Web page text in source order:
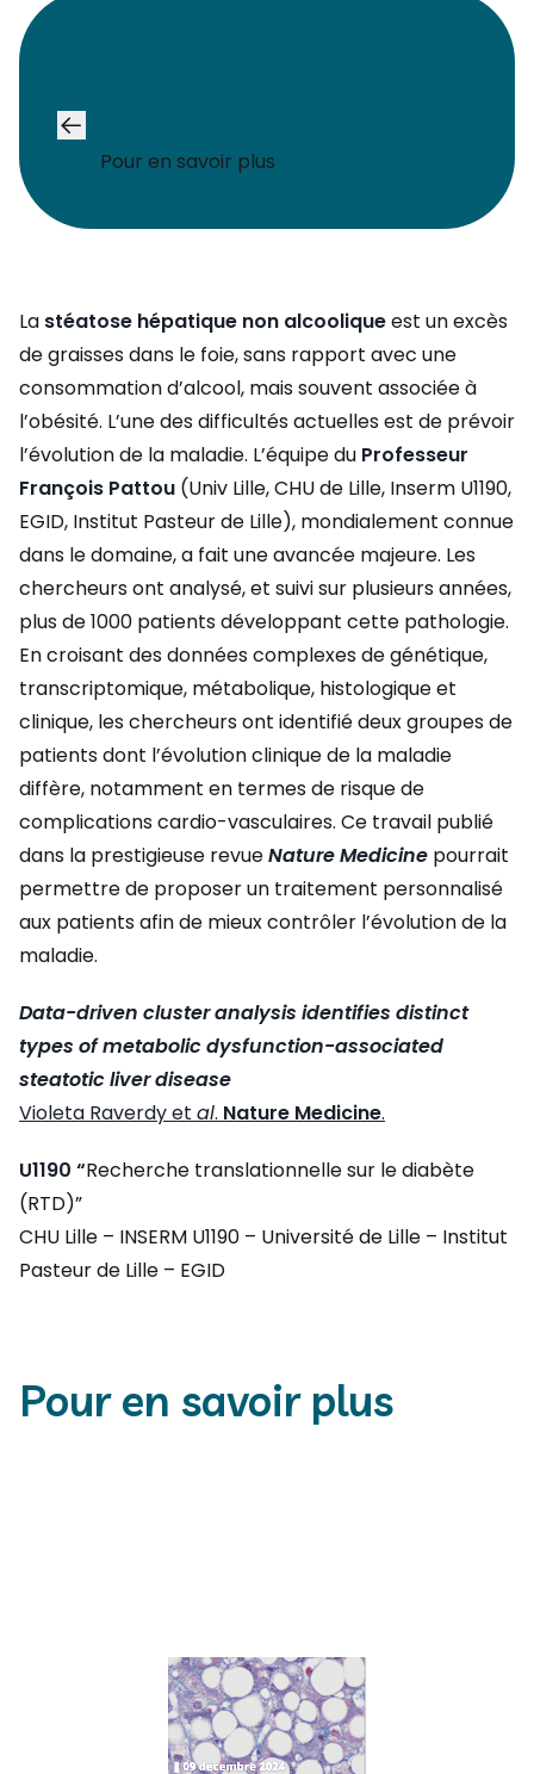
Pour en savoir plus
La stéatose hépatique non alcooliqueest un excès
de graisses dans le foie, sans rapport avec une
consommation d’alcool, mais souvent associée à
l’obésité. L’une des difficultés actuelles est de prévoir
l’évolution de la maladie. L’équipe du Professeur
François Pattou (Univ Lille, CHU de Lille, Inserm U1190,
EGID, Institut Pasteur de Lille), mondialement connue
dans le domaine, a fait une avancée majeure. Les
chercheurs ont analysé, et suivi sur plusieurs années,
plus de 1000 patients développant cette pathologie.
En croisant des données complexes de génétique,
transcriptomique, métabolique, histologique et
clinique, les chercheurs ont identifié deux groupes de
patients dont l’évolution clinique de la maladie
diffère, notamment en termes de risque de
complications cardio-vasculaires. Ce travail publié
dans la prestigieuse revueNature Medicine pourrait
permettre de proposer un traitement personnalisé
aux patients afin de mieux contrôler l’évolution de la
maladie.
Data-driven cluster analysis identifies distinct
types of metabolic dysfunction-associated
steatotic liver disease
Violeta Raverdy et al. Nature Medicine.
U1190 “Recherche translationnelle sur le diabète
(RTD)”
CHU Lille – INSERM U1190 – Université de Lille – Institut
Pasteur de Lille – EGID
Pour en savoir plus